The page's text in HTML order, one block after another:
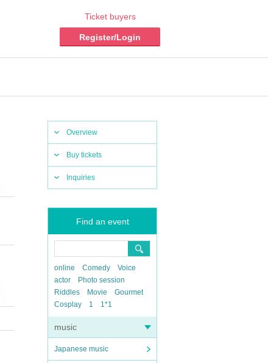
Ticket buyers
Register/Login
Overview
Buy tickets
Inquiries
Find an event
online Comedy
Voice
actor
Photo session
Riddles
Movie
Gourmet
Cosplay
1 1*1
music
Japanese music